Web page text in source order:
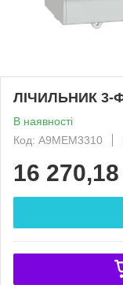
ЛІЧИЛЬНИК 3-
В наявності
Код: A9MEM3310
16 270,18